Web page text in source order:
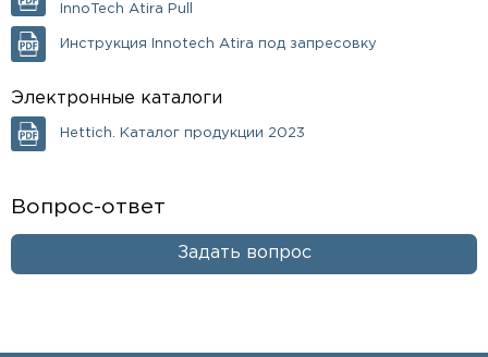
InnoTech Atira Pull
Инструкция Innotech Atira под запресовку
Электронные каталоги
Hettich. Каталог продукции 2023
Вопрос-ответ
Задать вопрос